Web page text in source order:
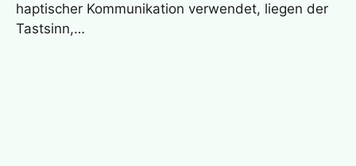
haptischer Kommunikation verwendet, liegen der
Tastsinn,…